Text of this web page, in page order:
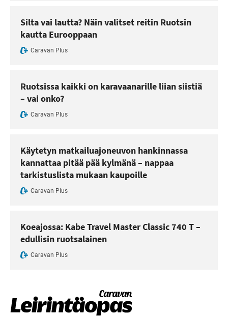
Silta vai lautta? Näin valitset reitin Ruotsin
kautta Eurooppaan
Caravan Plus
Ruotsissa kaikki on karavaanarille liian siistiä
– vai onko?
Caravan Plus
Käytetyn matkailuajoneuvon hankinnassa
kannattaa pitää pää kylmänä – nappaa
tarkistuslista mukaan kaupoille
Caravan Plus
Koeajossa: Kabe Travel Master Classic 740 T –
edullisin ruotsalainen
Caravan Plus